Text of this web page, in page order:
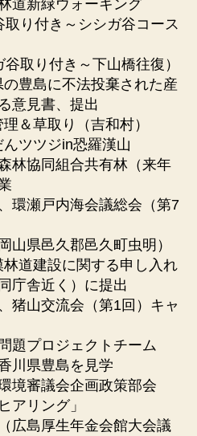
道新緑ウォーキング
り付き～シシガ谷コース
取り付き～下山橋往復）
豊島に不法投棄された産
意見書、提出
＆草取り（吉和村）
ツツジin恐羅漢山
林協同組合共有林（来年
環瀬戸内海会議総会（第7
山県邑久郡邑久町虫明）
道建設に関する申し入れ
庁舎近く）に提出
猪山交流会（第1回）キャ
題プロジェクトチーム
川県豊島を見学
境審議会企画政策部会
アリング」
広島厚生年金会館大会議